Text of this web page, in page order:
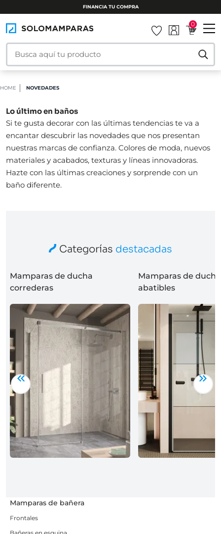
FINANCIA TU COMPRA
0
HOME NOVEDADES
Lo último en baños
Si te gusta decorar con las últimas tendencias te va a
encantar descubrir las novedades que nos presentan
nuestras marcas de confianza. Colores de moda, nuevos
materiales y acabados, texturas y líneas innovadoras.
Hazte con las últimas creaciones y sorprende con un
baño diferente.
Categorías destacadas
Mamparas de ducha
correderas
Mamparas de ducha
abatibles
Mamparas de bañera
Frontales